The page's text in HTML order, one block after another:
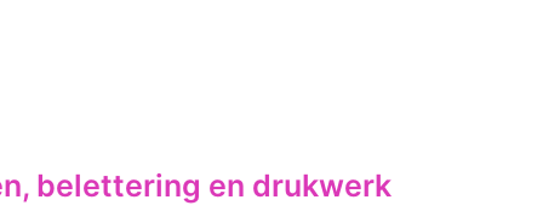
belettering en drukwerk